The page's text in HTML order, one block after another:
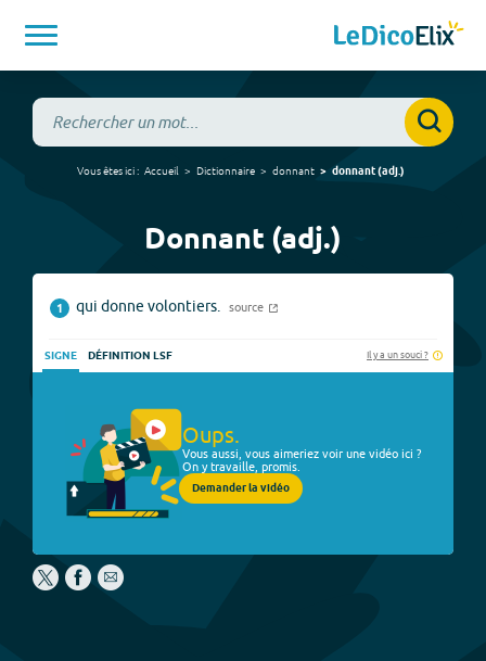
Vous êtes ici : Accueil Dictionnaire donnant donnant(adj.)
Donnant (adj.)
1 qui donne volontiers. source
SIGNE DÉFINITION LSF Il y a un souci ?
Oups.
Vous aussi, vous aimeriez voir une vidéo ici ?
On y travaille, promis.
Demander la vidéo